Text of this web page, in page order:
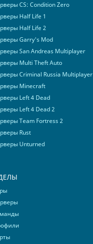
CS: Condition Zero
Half Life 1
Half Life 2
Garry's Mod
San Andreas Multiplayer
Multi Theft Auto
Criminal Russia Multiplayer
Minecraft
Left 4 Dead
Left 4 Dead 2
Team Fortress 2
Rust
Unturned